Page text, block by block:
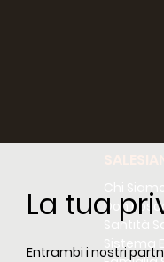
La tua
Entrambi i nostri
Chi Siamo
Don
Santità
Sistema